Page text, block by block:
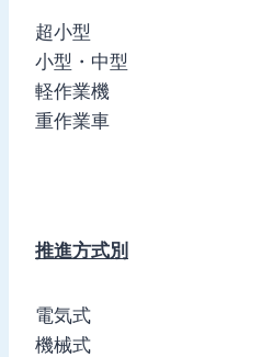
超小型
小型・中型
軽作業機
重作業車
推進方式別
電気式
機械式